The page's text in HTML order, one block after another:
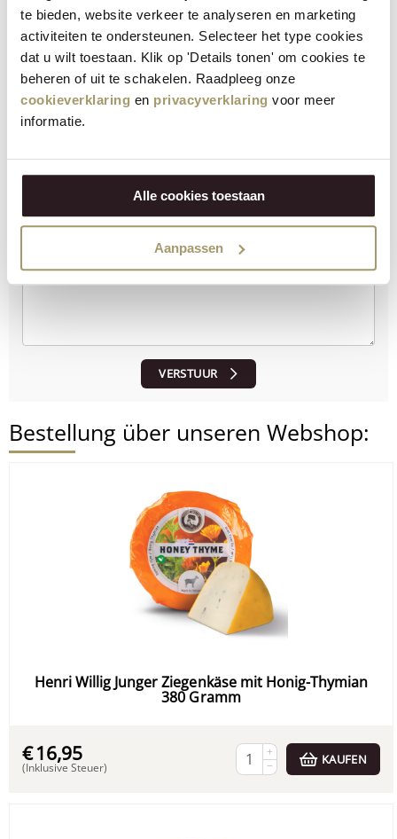
te bieden, website verkeer te analyseren en marketing
activiteiten te ondersteunen. Selecteer het type cookies
dat u wilt toestaan. Klik op 'Details tonen' om cookies te
beheren of uit te schakelen. Raadpleeg onze
cookieverklaring en privacyverklaring voor meer
informatie.
Alle cookies toestaan
Aanpassen
Im Durchschnitt kann man bei einem Osterbrunch mit 3-4
Mini-Croissants pro Person rechnen, je nachdem, wie viele
andere Gerichte Sie servieren.
Lassen Sie uns wissen, was Sie davon halten!
VERSTUUR
Bestellung über unseren Webshop:
Henri Willig Junger Ziegenkäse mit Honig-Thymian
380 Gramm
€16,95
(Inklusive Steuer)
+
−
KAUFEN